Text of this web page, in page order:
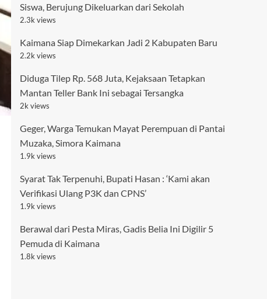
Siswa, Berujung Dikeluarkan dari Sekolah
2.3k views
Kaimana Siap Dimekarkan Jadi 2 Kabupaten Baru
2.2k views
Diduga Tilep Rp. 568 Juta, Kejaksaan Tetapkan
Mantan Teller Bank Ini sebagai Tersangka
2k views
Geger, Warga Temukan Mayat Perempuan di Pantai
Muzaka, Simora Kaimana
1.9k views
Syarat Tak Terpenuhi, Bupati Hasan : ‘Kami akan
Verifikasi Ulang P3K dan CPNS’
1.9k views
Berawal dari Pesta Miras, Gadis Belia Ini Digilir 5
Pemuda di Kaimana
1.8k views